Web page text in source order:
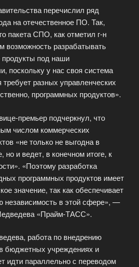
перечислил ряд
на отечественное ПО. Так,
пакета СПО, как отметил г-н
возможность разрабатывать
под наши
поскольку у нас своя система
требует разных управленческих
программных продуктов».
премьер подчеркнул, что
числом коммерческих
«не только не выгодна в
и ведет, в конечном итоге, к
«Поэтому разработка
программных продуктов имеет
значение, так как обеспечивает
независимость в этой сфере», —
«Прайм-ТАСС».
работа по внедрению
бюджетных учреждениях и
идти параллельно с переводом